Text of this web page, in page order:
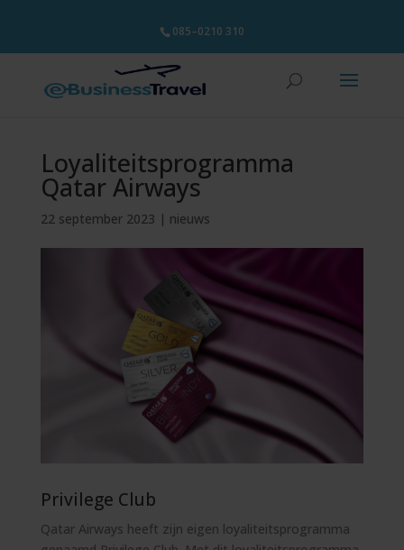
085–0210 310
Loyaliteitsprogramma
Qatar Airways
22 september 2023 | nieuws
Privilege Club
Qatar Airways heeft zijn eigen loyaliteitsprogramma